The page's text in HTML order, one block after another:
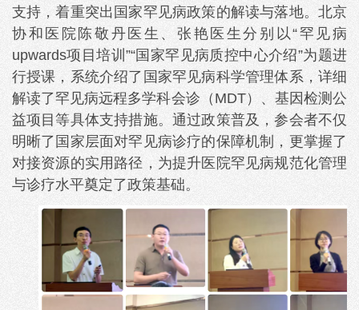
支持，着重突出国家罕见病政策的解读与落地。北京
协和医院陈敬丹医生、张艳医生分别以“罕见病
upwards项目培训”“国家罕见病质控中心介绍”为题进
行授课，系统介绍了国家罕见病科学管理体系，详细
解读了罕见病远程多学科会诊（MDT）、基因检测公
益项目等具体支持措施。通过政策普及，参会者不仅
明晰了国家层面对罕见病诊疗的保障机制，更掌握了
对接资源的实用路径，为提升医院罕见病规范化管理
与诊疗水平奠定了政策基础。